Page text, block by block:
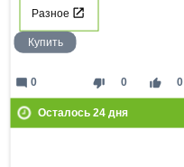
Разное
Купить
thumb_down 0 thumb_up 0
mode_comment 0
Осталось 24дня